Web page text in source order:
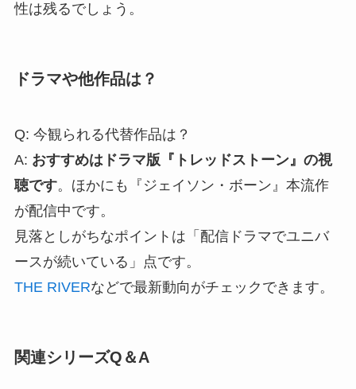
性は残るでしょう。
ドラマや他作品は？
Q: 今観られる代替作品は？
A: おすすめはドラマ版『トレッドストーン』の視
聴です。ほかにも『ジェイソン・ボーン』本流作
が配信中です。
見落としがちなポイントは「配信ドラマでユニバ
ースが続いている」点です。
THE RIVERなどで最新動向がチェックできます。
関連シリーズQ＆A